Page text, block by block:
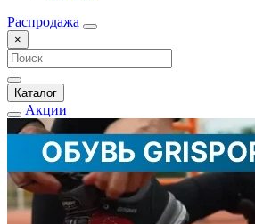
Распродажа
×
Каталог
Акции